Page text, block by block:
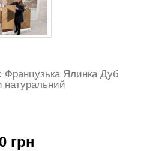
Французька Ялинка Дуб
натуральний
грн